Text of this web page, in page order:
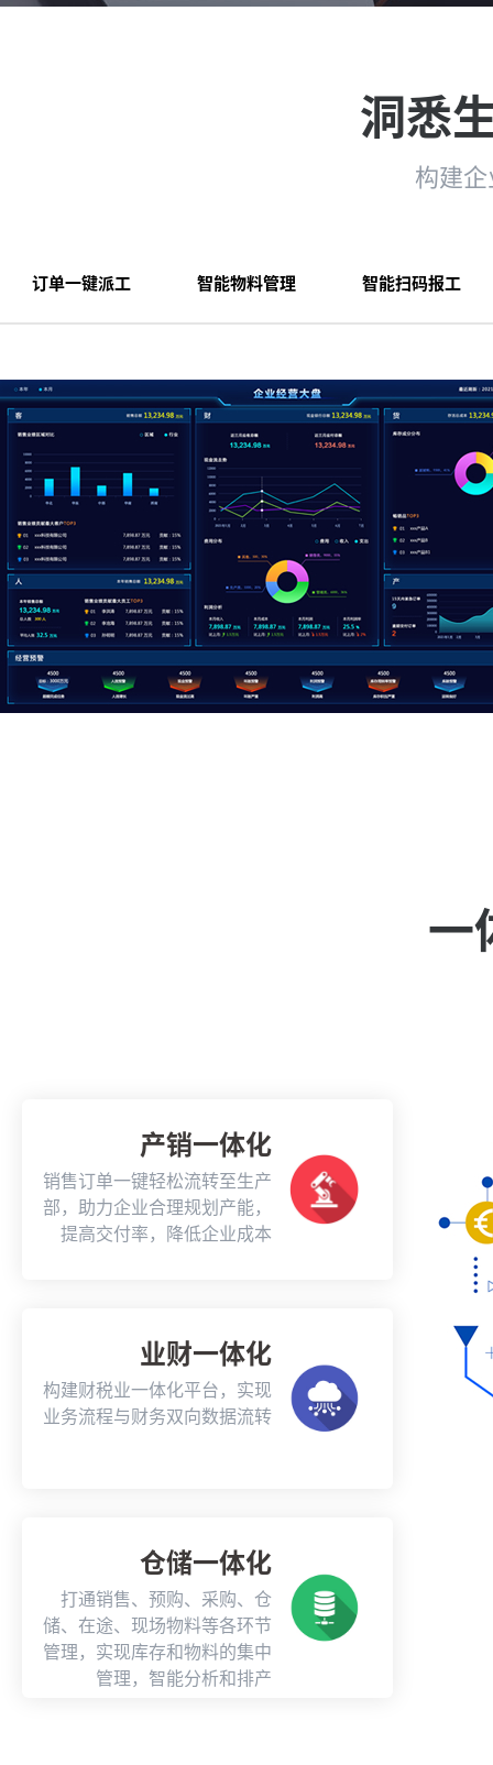
洞悉
构建
订单一键派工 智能物料管理 智能扫码报工
一
产销一体化
销售订单一键轻松流转至生产
部，助力企业合理规划产能，
提高交付率，降低企业成本
业财一体化
构建财税业一体化平台，实现
业务流程与财务双向数据流转
仓储一体化
打通销售、预购、采购、仓
储、在途、现场物料等各环节
管理，实现库存和物料的集中
管理，智能分析和排产